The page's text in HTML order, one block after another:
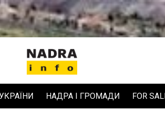
НАДРА І ГРОМАДИ FOR